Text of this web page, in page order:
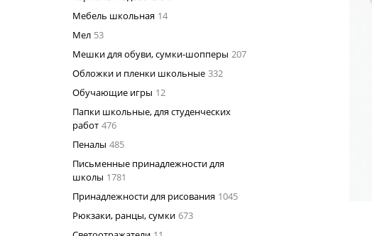
Мебель школьная 14
Мел 53
Мешки для обуви, сумки-шопперы 207
Обложки и пленки школьные 332
Обучающие игры 12
Папки школьные, для студенческих
работ 476
Пеналы 485
Письменные принадлежности для
школы 1781
Принадлежности для рисования 1045
Рюкзаки, ранцы, сумки 673